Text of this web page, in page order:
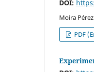
DOI:
Moira Pérez
PDF